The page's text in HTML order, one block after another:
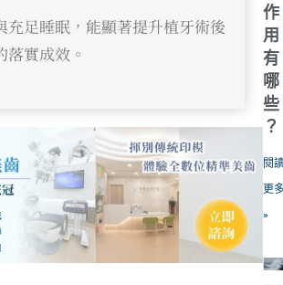
充足睡眠，能顯著提升植牙術後
落實成效。
作
用
有
哪
些
？
閱
更
»